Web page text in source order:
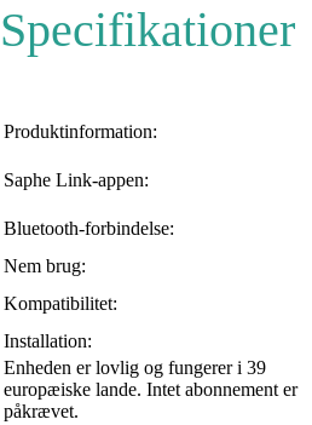
Specifikationer
Produktinformation:
Saphe Link-appen:
Bluetooth-forbindelse:
Nem brug:
Kompatibilitet:
Installation:
Enheden er lovlig og fungerer i 39
europæiske lande. Intet abonnement er
påkrævet.